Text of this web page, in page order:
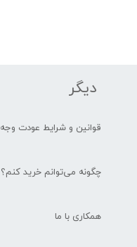
دیگر
قوانین و شرایط عودت وجه
چگونه می‌توانم خرید کنم؟
همکاری با ما